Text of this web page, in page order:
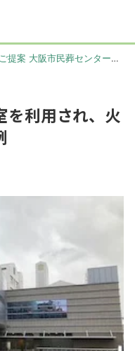
提案 大阪市民葬センター
を利用され、火